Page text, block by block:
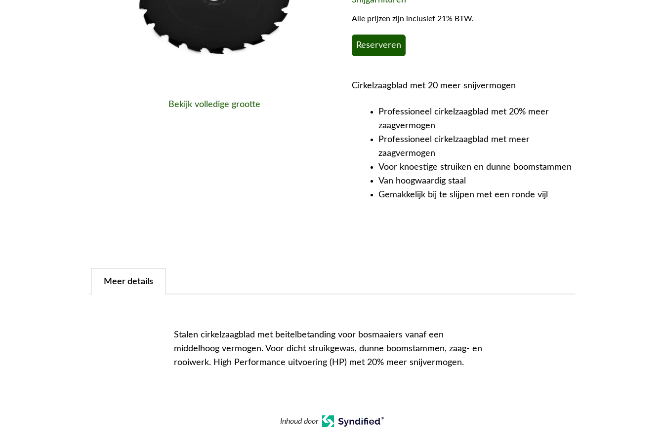
Bekijk volledige grootte
Alle prijzen zijn inclusief 21% BTW.
Reserveren
Cirkelzaagblad met 20 meer snijvermogen
Professioneel cirkelzaagblad met 20% meer
zaagvermogen
Professioneel cirkelzaagblad met meer
zaagvermogen
Voor knoestige struiken en dunne boomstammen
Van hoogwaardig staal
Gemakkelijk bij te slijpen met een ronde vijl
Meer details
Stalen cirkelzaagblad met beitelbetanding voor bosmaaiers vanaf een
middelhoog vermogen. Voor dicht struikgewas, dunne boomstammen, zaag- en
rooiwerk. High Performance uitvoering (HP) met 20% meer snijvermogen.
Inhoud door